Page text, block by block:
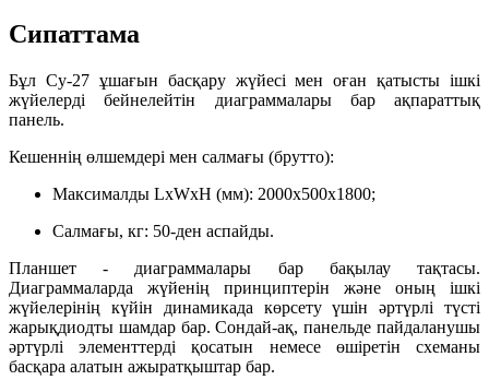
Сипаттама
Бұл Су-27 ұшағын басқару жүйесі мен оған қатысты ішкі
жүйелерді бейнелейтін диаграммалары бар ақпараттық
панель.
Кешеннің өлшемдері мен салмағы (брутто):
Максималды LxWxH (мм): 2000x500x1800;
Салмағы, кг: 50-ден аспайды.
Планшет - диаграммалары бар бақылау тақтасы.
Диаграммаларда жүйенің принциптерін және оның ішкі
жүйелерінің күйін динамикада көрсету үшін әртүрлі түсті
жарықдиодты шамдар бар. Сондай-ақ, панельде пайдаланушы
әртүрлі элементтерді қосатын немесе өшіретін схеманы
басқара алатын ажыратқыштар бар.